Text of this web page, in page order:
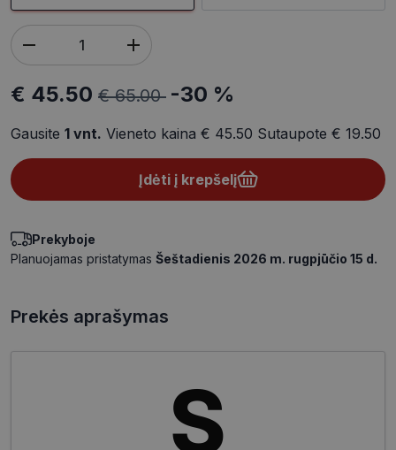
€ 45.50 € 65.00 -30 %
Gausite 1 vnt. Vieneto kaina € 45.50 Sutaupote € 19.50
Įdėti į krepšelį
Prekyboje
Planuojamas pristatymas Šeštadienis 2026 m. rugpjūčio 15 d.
Prekės aprašymas